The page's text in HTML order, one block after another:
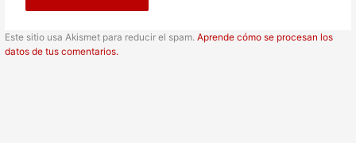
Este sitio usa Akismet para reducir el spam.Aprende cómo se procesan los
datos de tus comentarios.